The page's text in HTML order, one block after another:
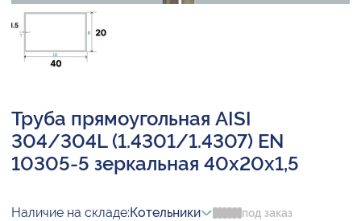
Труба прямоугольная AISI
304/304L (1.4301/1.4307) EN
10305-5 зеркальная 40х20х1,5
Наличие на складе:Котельники под заказ